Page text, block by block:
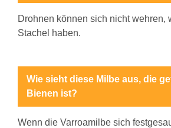
Drohnen können sich nicht wehren,
Stachel haben.
Wie sieht diese Milbe aus, die
Bienen ist?
Wenn die Varroamilbe sich